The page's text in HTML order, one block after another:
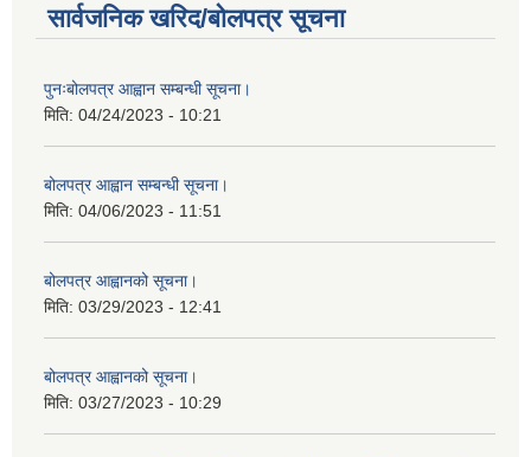
सार्वजनिक खरिद/बोलपत्र सूचना
पुनःबोलपत्र आह्वान सम्बन्धी सूचना।
मिति: 04/24/2023 - 10:21
बोलपत्र आह्वान सम्बन्धी सूचना।
मिति: 04/06/2023 - 11:51
बोलपत्र आह्वानको सूचना।
मिति: 03/29/2023 - 12:41
बोलपत्र आह्वानको सूचना।
मिति: 03/27/2023 - 10:29